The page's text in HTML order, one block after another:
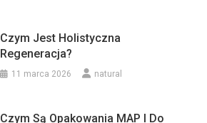
Czym Jest Holistyczna
Regeneracja?
11 marca 2026 natural
Czym Są Opakowania MAP I Do